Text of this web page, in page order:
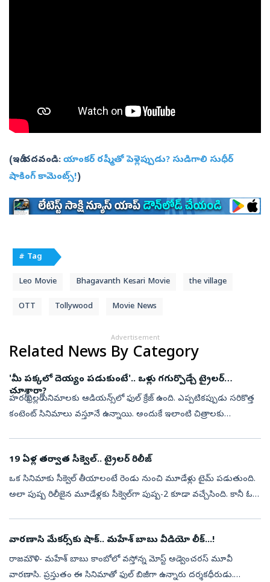
(ఇదీ చదవండి: యాంకర్ రష్మీతో పెళ్లెప్పుడు? సుడిగాలి సుధీర్
షాకింగ్ కామెంట్స్!)
# Tag
Leo Movie Bhagavanth Kesari Movie the village
OTT Tollywood Movie News
Advertisement
Related News By Category
'మీ పక్కలో దెయ్యం పడుకుంటే'.. ఒళ్లు గగుర్పొడ్చే ట్రైలర్
చూశారా?
హరర్ థ్రిల్లర్‌ సినిమాలకు ఆడియన్స్‌లో ఫుల్ క్రేజ్ ఉంది. ఎప్పటికప్పుడు సరికొత్త
కంటెంట్‌ సినిమాలు వస్తూనే ఉన్నాయి. అందుకే ఇలాంటి చిత్రాలకు
19 ఏళ్ల తర్వాత సీక్వెల్.. ట్రైలర్ రిలీజ్
ఒక సినిమాకు సీక్వెల్‌ తీయాలంటే రెండు నుంచి మూడేళ్లు టైమ్ పడుతుంది.
అలా పుష్ప రిలీజైన మూడేళ్లకు సీక్వెల్‌గా పుష్ప-2 కూడా వచ్చేసింది. కానీ ఓ
వారణాసి మేకర్స్‌కు షాక్.. మహేశ్ బాబు వీడియో లీక్...!
రాజమౌళి- మహేశ్‌ బాబు కాంబోలో వస్తోన్న మోస్ట్ అడ్వెంచరస్‌ మూవీ
వారణాసి. ప్రస్తుతం ఈ సినిమాతో ఫుల్ బిజీగా ఉన్నారు దర్శకధీరుడు.